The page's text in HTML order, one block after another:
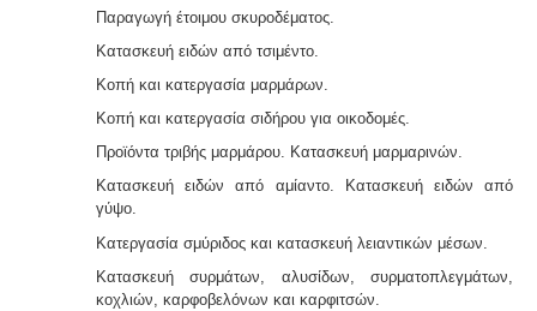
περισσότερα είδη επιχειρήσεων προκειμένου να
εγκατασταθούν ή συνεχίσουν να λειτουργούν
χρειάζονται περιβαλλοντική άδεια σε ισχύ. Η άδεια
εκδίδεται μετά από την έγκριση της σχετικής μελέτης
περιβαλλοντικών επιπτώσεων.
Παραγωγή έτοιμου σκυροδέματος.
Κατασκευή ειδών από τσιμέντο.
Κοπή και κατεργασία μαρμάρων.
Κοπή και κατεργασία σιδήρου για οικοδομές.
Προϊόντα τριβής μαρμάρου. Κατασκευή μαρμαρινών.
Κατασκευή ειδών από αμίαντο. Κατασκευή ειδών από
γύψο.
Κατεργασία σμύριδος και κατασκευή λειαντικών μέσων.
Κατασκευή συρμάτων, αλυσίδων, συρματοπλεγμάτων,
κοχλιών, καρφοβελόνων και καρφιτσών.